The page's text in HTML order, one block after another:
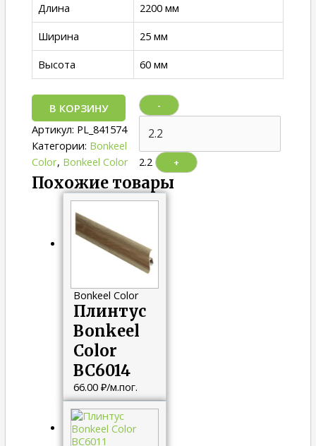
Длина
2200 мм
Ширина
25 мм
Высота
60 мм
-
2.2 +
В КОРЗИНУ
Артикул: PL_841574
Категории: Bonkeel
Color, Bonkeel Color
Похожие товары
Bonkeel Color
Плинтус
Bonkeel
Color
ВС6014
66.00₽/м.пог.